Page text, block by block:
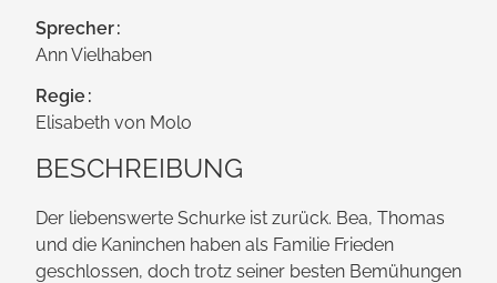
Sprecher
Ann Vielhaben
Regie
Elisabeth von Molo
BESCHREIBUNG
Der liebens­werte Schurke ist zurück. Bea, Thomas
und die Kaninchen haben als Familie Frieden
geschlossen, doch trotz seiner besten Bemühungen